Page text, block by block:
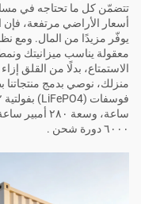
تتضمّن كل ما تحتاجه في
أسعار الأراضي مرتفعة،
معقولة يناسب ميزانيتك
الاستمتاع، بدلًا من القلق
منزلك، نوصي بدمج منتجاتنا
ساعة، وسعة
٦٠٠٠ دورة شحن
.